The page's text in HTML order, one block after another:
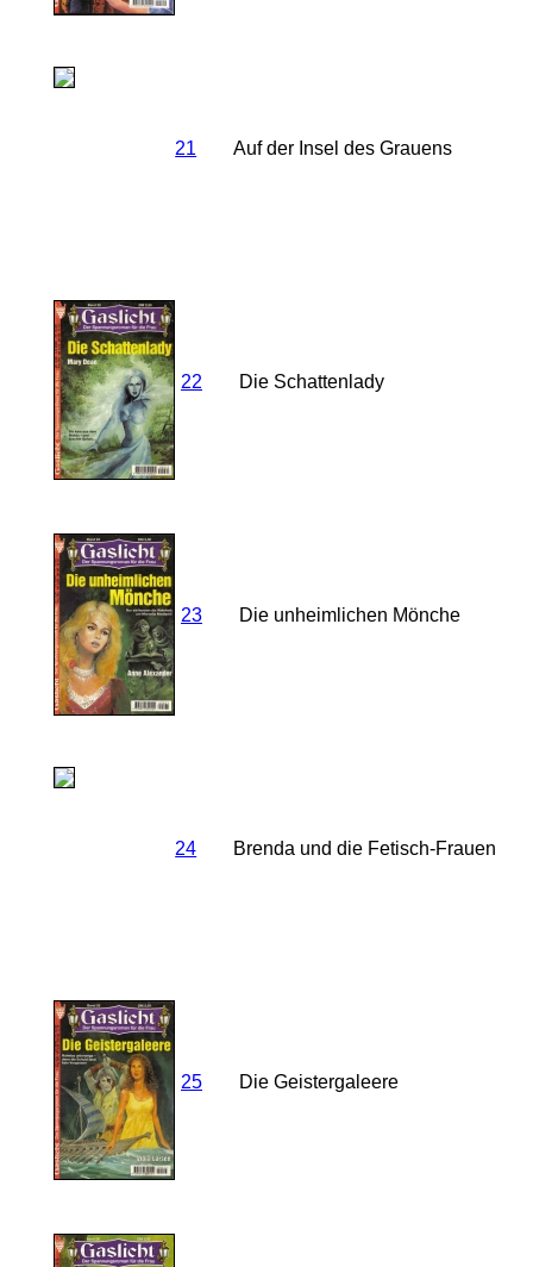
21 Auf der Insel des Grauens
22 Die Schattenlady
23 Die unheimlichen Mönche
24 Brenda und die Fetisch-Frauen
25 Die Geistergaleere